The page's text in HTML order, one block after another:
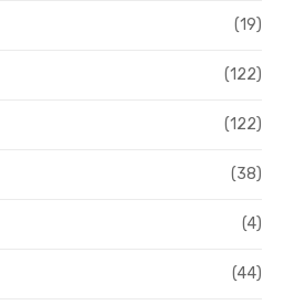
(19)
(122)
(122)
(38)
(4)
(44)